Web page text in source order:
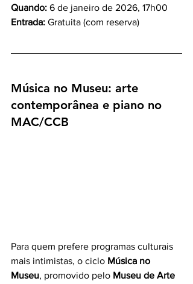
Quando: 6 de janeiro de 2026, 17h00
Entrada: Gratuita (com reserva)
Música no Museu: arte
contemporânea e piano no
MAC/CCB
Para quem prefere programas culturais
mais intimistas, o ciclo Música no
Museu, promovido pelo Museu de Arte